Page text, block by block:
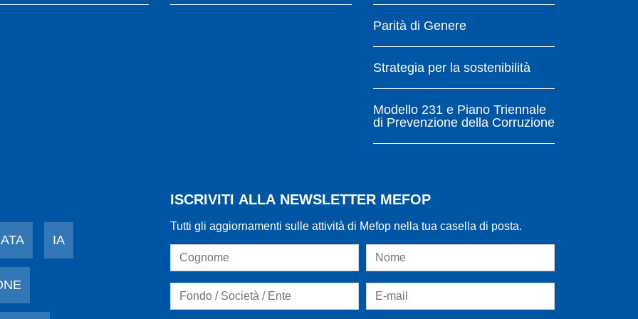
Parità di Genere
Strategia per la sostenibilità
Modello 231 e Piano Triennale
di Prevenzione della Corruzione
IA
ISCRIVITI ALLA NEWSLETTER MEFOP
Tutti gli aggiornamenti sulle attività di Mefop nella tua casella di posta.